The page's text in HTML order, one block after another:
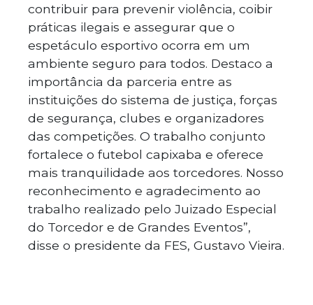
contribuir para prevenir violência, coibir
práticas ilegais e assegurar que o
espetáculo esportivo ocorra em um
ambiente seguro para todos. Destaco a
importância da parceria entre as
instituições do sistema de justiça, forças
de segurança, clubes e organizadores
das competições. O trabalho conjunto
fortalece o futebol capixaba e oferece
mais tranquilidade aos torcedores. Nosso
reconhecimento e agradecimento ao
trabalho realizado pelo Juizado Especial
do Torcedor e de Grandes Eventos”,
disse o presidente da FES, Gustavo Vieira.